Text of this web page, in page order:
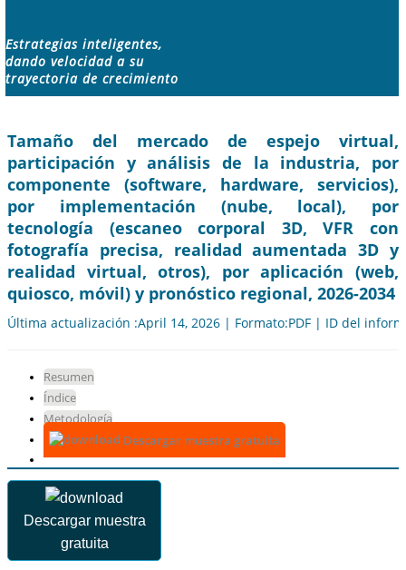
Estrategias inteligentes,
dando velocidad a su
trayectoria de crecimiento
Tamaño del mercado de espejo virtual,
participación y análisis de la industria, por
componente (software, hardware, servicios),
por implementación (nube, local), por
tecnología (escaneo corporal 3D, VFR con
fotografía precisa, realidad aumentada 3D y
realidad virtual, otros), por aplicación (web,
quiosco, móvil) y pronóstico regional, 2026-2034
Última actualización :April 14, 2026 | Formato:PDF | ID del
Resumen
Índice
Metodología
Descargar muestra gratuita
Descargar muestra
gratuita